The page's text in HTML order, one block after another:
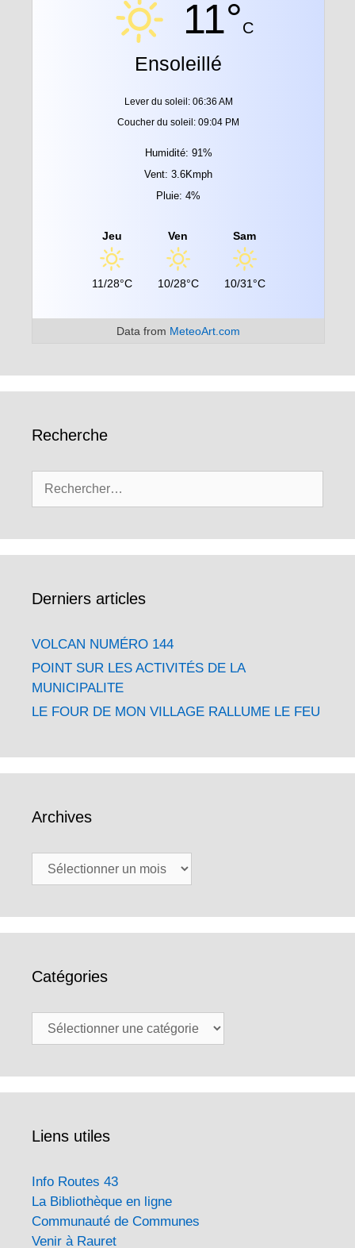
11°C
Ensoleillé
Lever du soleil: 06:36 AM
Coucher du soleil: 09:04 PM
Humidité: 91%
Vent: 3.6Kmph
Pluie: 4%
Jeu
11/28°C
Ven
10/28°C
Sam
10/31°C
Data from MeteoArt.com
Recherche
Derniers articles
VOLCAN NUMÉRO 144
POINT SUR LES ACTIVITÉS DE LA
MUNICIPALITE
LE FOUR DE MON VILLAGE RALLUME LE FEU
Archives
Archives
Catégories
Catégories
Liens utiles
Info Routes 43
La Bibliothèque en ligne
Communauté de Communes
Venir à Rauret